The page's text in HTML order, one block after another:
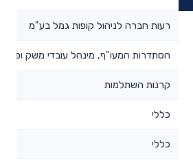
רעות חברה לניהול קופות גמל בע"מ
הסתדרות המעו"ף, מינהל עובדי משק
קרנות השתלמות
כללי
כללי